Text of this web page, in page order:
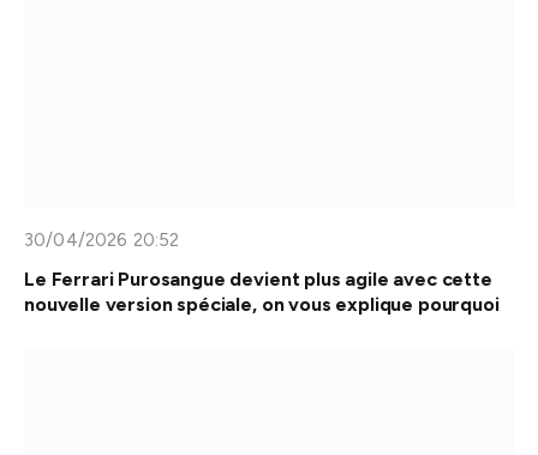
30/04/2026 20:52
Le Ferrari Purosangue devient plus agile avec cette
nouvelle version spéciale, on vous explique pourquoi